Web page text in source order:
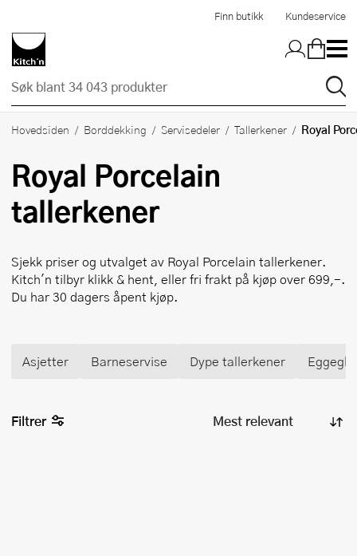
Finn butikk Kundeservice
Hovedsiden Borddekking Servisedeler Tallerkener Royal
Royal Porcelain
tallerkener
Sjekk priser og utvalget av Royal Porcelain tallerkener.
Kitch'n tilbyr klikk & hent, eller fri frakt på kjøp over 699,-.
Du har 30 dagers åpent kjøp.
Asjetter Barneservise Dype tallerkener
Filtrer